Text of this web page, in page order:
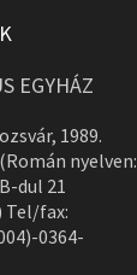
EGYHÁZ
1989.
nyelven:
dul 21
Tel/fax:
0364-